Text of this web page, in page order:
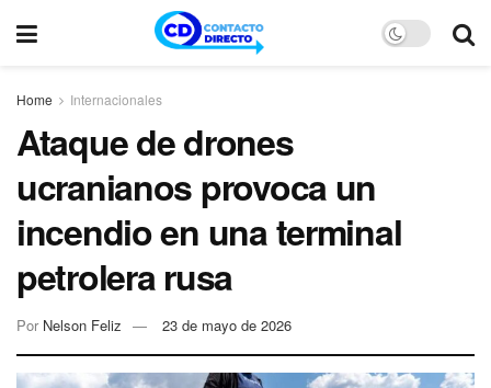
Home Internacionales
Ataque de drones
ucranianos provoca un
incendio en una terminal
petrolera rusa
Por Nelson Feliz 23 de mayo de 2026